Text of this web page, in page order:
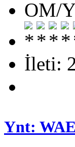
OM/
İleti:
Ynt: